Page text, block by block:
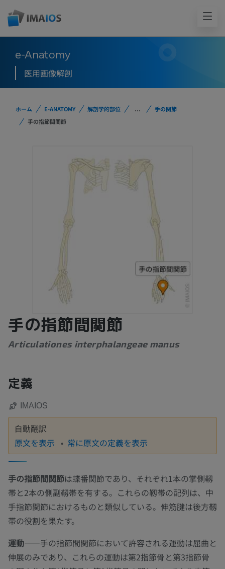
e-Anatomy
医用画像解剖
ホーム E-ANATOMY 解剖学的部位 ...
手の関節
手の指節間関節
手の指節間関節
Articulationes interphalangeae manus
定義
IMAIOS
自動翻訳
原文を表示 常に原文の定義を表示
手の指節間関節は蝶番関節であり、それぞれ1本の掌側靱
帯と2本の側副靱帯を有する。これらの靱帯の配列は、中
手指節関節におけるものと類似している。伸筋腱は後方靱
帯の役割を果たす。
運動——手の指節間関節において許容される運動は屈曲と
伸展のみであり、これらの運動は第2指節骨と第3指節骨